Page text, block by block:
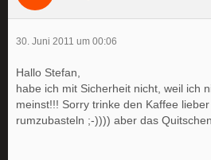
30. Juni 2011 um 00:06
Hallo Stefan,
habe ich mit Sicherheit nicht, weil ich
meinst!!! Sorry trinke den Kaffee
rumzubasteln ;-)))) aber das